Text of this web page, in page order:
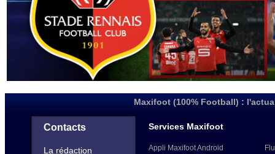
Maxifoot (100% Football) :
Contacts
La rédaction
Services Maxifoot
Appli Maxifoot Android